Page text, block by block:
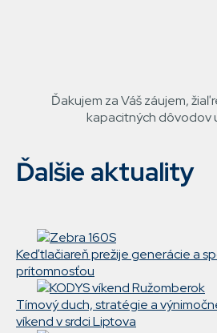
ZPRÁVA
STAVU
Ďakujem za Váš záujem, žiaľ
kapacitných dôvodov
Ďalšie aktuality
Keď tlačiareň prežije generácie a
prítomnosťou
Tímový duch, stratégie a
víkend v srdci Liptova